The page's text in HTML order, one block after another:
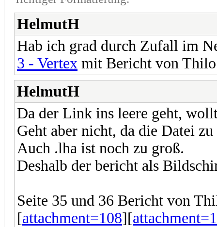
HelmutH
Hab ich grad durch Zufall im
3 - Vertex mit Bericht von
HelmutH
Da der Link ins leere geht,
Geht aber nicht, da die Datei
Auch .lha ist noch zu groß.
Deshalb der bericht als
Seite 35 und 36 Bericht von
[attachment=108][